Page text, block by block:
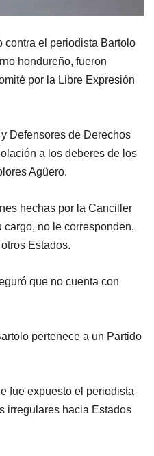
contra el periodista Bartolo
hondureño, fueron
por la Libre Expresión
Defensores de Derechos
a los deberes de los
Agüero.
hechas por la Canciller
no le corresponden,
Estados.
que no cuenta con
pertenece a un Partido
fue expuesto el periodista
irregulares hacia Estados